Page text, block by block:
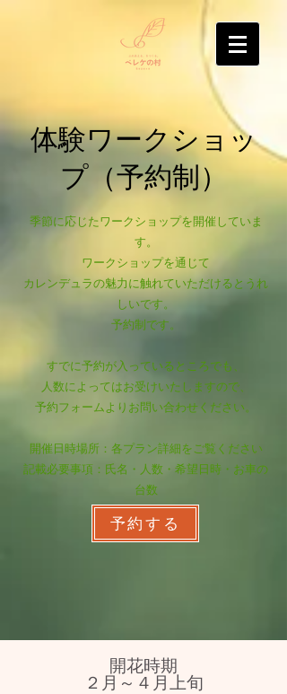
​体験ワークショッ
プ（予約制）
季節に応じたワークショップを開催していま
す。
ワークショップを通じて
カレンデュラの魅力に触れていただけるとうれ
しいです。
​予約制です。
​すでに予約が入っているところでも、
人数によってはお受けいたしますので、
​予約フォームよりお問い合わせください。
開催日時場所：各プラン詳細をご覧ください​​
記載必要事項：氏名・人数・希望日時・お車の
台数
予約する
開花時期
２月～４月上旬